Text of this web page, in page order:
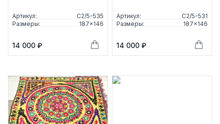
Артикул:
С2/5-535
Размеры:
187×146
14 000 ₽
Артикул:
С2/5-531
Размеры:
187×146
14 000 ₽